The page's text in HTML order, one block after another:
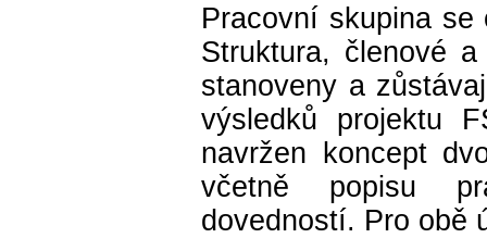
Pracovní skupina se
Struktura, členové
stanoveny a
výsledků projektu
navržen koncept
včetně popisu
dovedností. Pro obě